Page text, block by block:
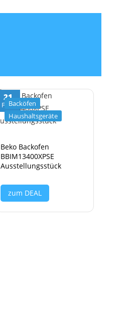
21
Feb.Backöfen
Haushaltsgeräte
Beko Backofen
BBIM13400XPSE
Ausstellungsstück
zum DEAL